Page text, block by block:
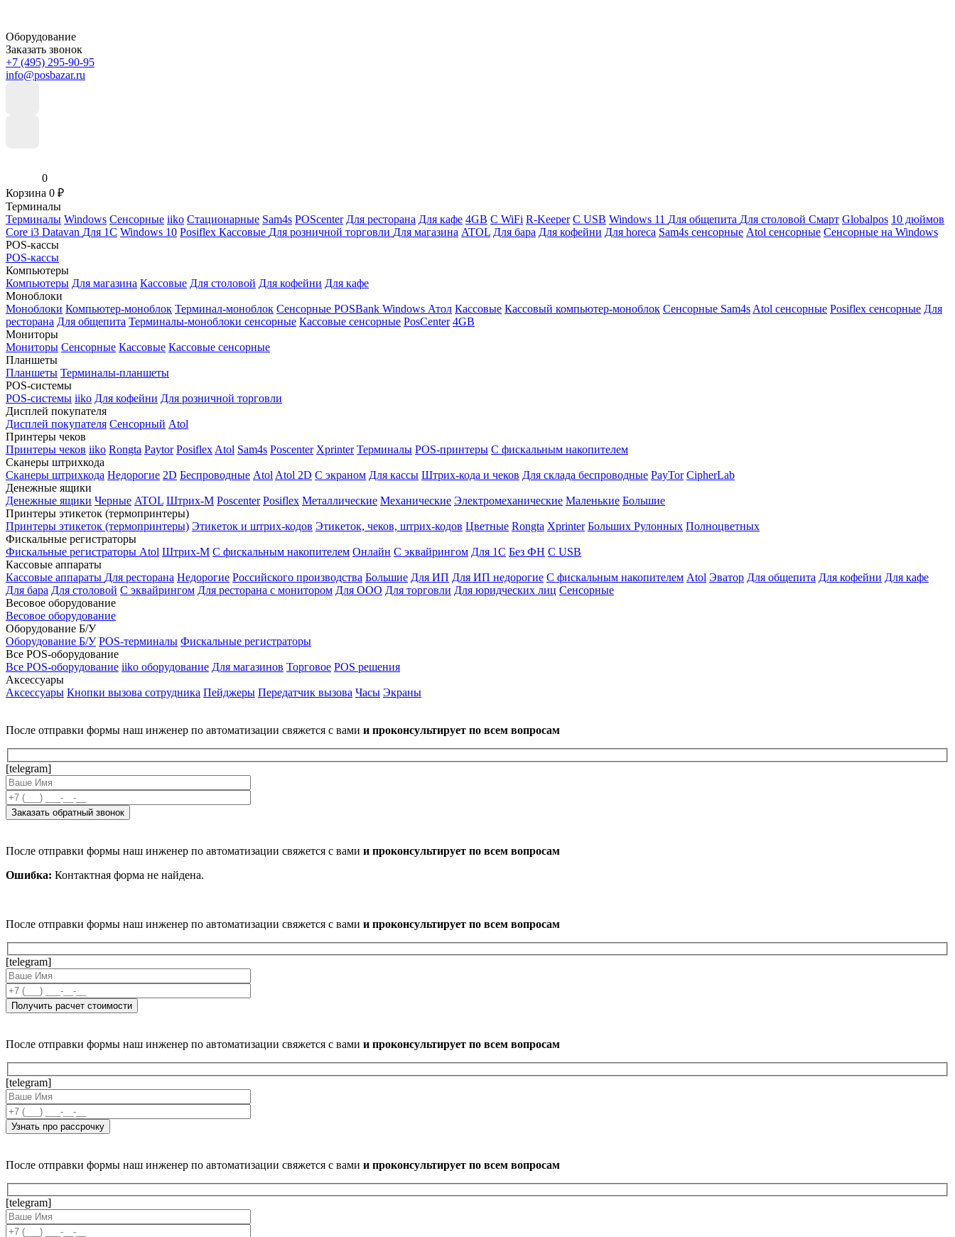
Оборудование
Заказать звонок
+7 (495) 295-90-95
info@posbazar.ru
0
Корзина 0 ₽
Терминалы
Терминалы Windows Сенсорные iiko Стационарные Sam4s POScenter Для ресторана Для кафе 4GB С WiFi R-Keeper С USB Windows 11 Для общепита Для столовой Смарт Globalpos 10 дюймов
Core i3 Datavan Для 1С Windows 10 Posiflex Кассовые Для розничной торговли Для магазина ATOL Для бара Для кофейни Для horeca Sam4s сенсорные Atol сенсорные Сенсорные на Windows
POS-кассы
POS-кассы
Компьютеры
Компьютеры Для магазина Кассовые Для столовой Для кофейни Для кафе
Моноблоки
Моноблоки Компьютер-моноблок Терминал-моноблок Сенсорные POSBank Windows Атол Кассовые Кассовый компьютер-моноблок Сенсорные Sam4s Atol сенсорные Posiflex сенсорные Для
ресторана Для общепита Терминалы-моноблоки сенсорные Кассовые сенсорные PosCenter 4GB
Мониторы
Мониторы Сенсорные Кассовые Кассовые сенсорные
Планшеты
Планшеты Терминалы-планшеты
POS-системы
POS-системы iiko Для кофейни Для розничной торговли
Дисплей покупателя
Дисплей покупателя Сенсорный Atol
Принтеры чеков
Принтеры чеков iiko Rongta Paytor Posiflex Atol Sam4s Poscenter Xprinter Терминалы POS-принтеры С фискальным накопителем
Сканеры штрихкода
Сканеры штрихкода Недорогие 2D Беспроводные Atol Atol 2D С экраном Для кассы Штрих-кода и чеков Для склада беспроводные PayTor CipherLab
Денежные ящики
Денежные ящики Черные ATOL Штрих-М Poscenter Posiflex Металлические Механические Электромеханические Маленькие Большие
Принтеры этикеток (термопринтеры)
Принтеры этикеток (термопринтеры) Этикеток и штрих-кодов Этикеток, чеков, штрих-кодов Цветные Rongta Xprinter Больших Рулонных Полноцветных
Фискальные регистраторы
Фискальные регистраторы Atol Штрих-М С фискальным накопителем Онлайн С эквайрингом Для 1С Без ФН С USB
Кассовые аппараты
Кассовые аппараты Для ресторана Недорогие Российского производства Большие Для ИП Для ИП недорогие С фискальным накопителем Atol Эватор Для общепита Для кофейни Для кафе
Для бара Для столовой С эквайрингом Для ресторана с монитором Для ООО Для торговли Для юридческих лиц Сенсорные
Весовое оборудование
Весовое оборудование
Оборудование Б/У
Оборудование Б/У POS-терминалы Фискальные регистраторы
Все POS-оборудование
Все POS-оборудование iiko оборудование Для магазинов Торговое POS решения
Аксессуары
Аксессуары Кнопки вызова сотрудника Пейджеры Передатчик вызова Часы Экраны
После отправки формы наш инженер по автоматизации свяжется с вами и проконсультирует по всем вопросам
[telegram]
После отправки формы наш инженер по автоматизации свяжется с вами и проконсультирует по всем вопросам
Ошибка: Контактная форма не найдена.
После отправки формы наш инженер по автоматизации свяжется с вами и проконсультирует по всем вопросам
[telegram]
После отправки формы наш инженер по автоматизации свяжется с вами и проконсультирует по всем вопросам
[telegram]
После отправки формы наш инженер по автоматизации свяжется с вами и проконсультирует по всем вопросам
[telegram]